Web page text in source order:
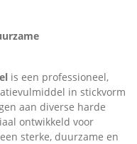
is een professioneel,
in stickvorm
aan diverse harde
ontwikkeld voor
sterke, duurzame en